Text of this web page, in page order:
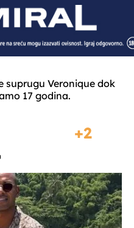
suprugu Veronique dok
17 godina.
2